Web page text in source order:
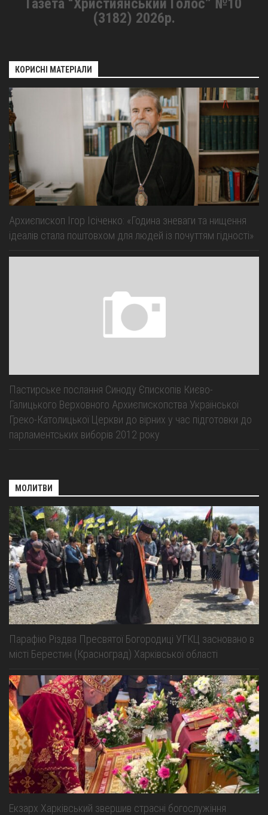
Газета “Християнський Голос” №10
(3182) 2026р.
КОРИСНІ МАТЕРІАЛИ
Архиєпископ Ігор Ісіченко: «Година зневаги та нищення
ідеалів стала поштовхом для людей із почуттям гідності»
Пастирське послання Синоду Єпископів Києво-
Галицького Верховного Архиєпископства Української
Греко-Католицької Церкви до вірних у час підготовки до
парламентських виборів 2012 року
МОЛИТВИ
Парафію Різдва Пресвятої Богородиці УГКЦ засновано в
місті Берестин (Красноград) Харківської області
Екзарх Харківський звершив страсні богослужіння